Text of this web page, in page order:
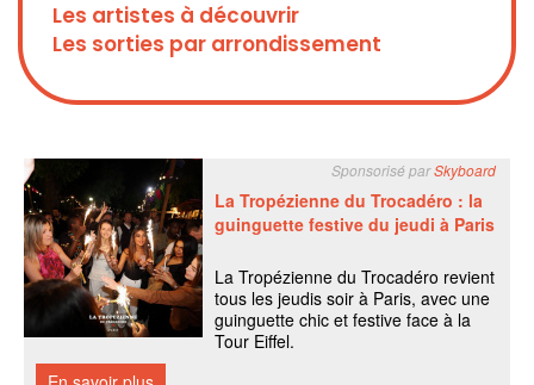
Les artistes à découvrir
Les sorties par arrondissement